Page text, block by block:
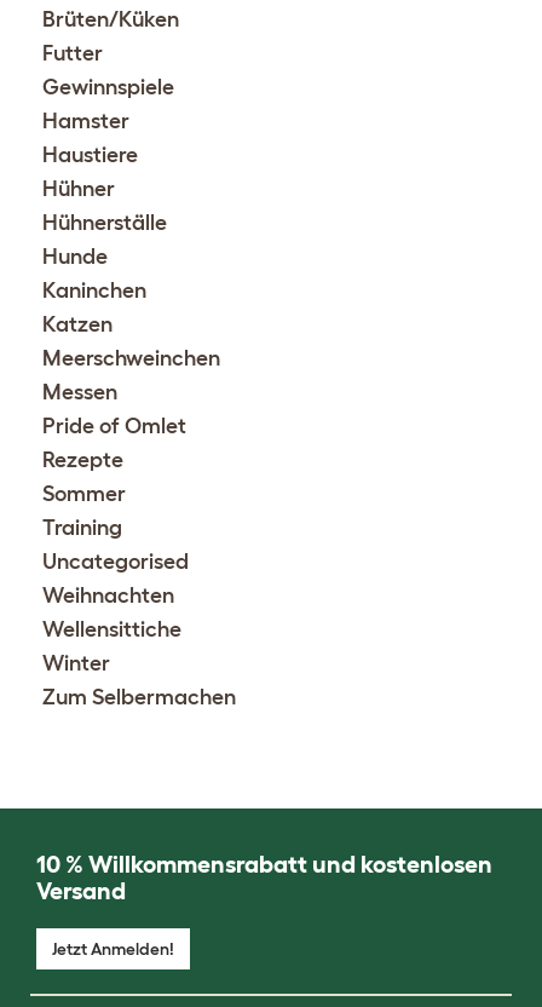
Brüten/Küken
Futter
Gewinnspiele
Hamster
Haustiere
Hühner
Hühnerställe
Hunde
Kaninchen
Katzen
Meerschweinchen
Messen
Pride of Omlet
Rezepte
Sommer
Training
Uncategorised
Weihnachten
Wellensittiche
Winter
Zum Selbermachen
10 % Willkommensrabatt und kostenlosen
Versand
Jetzt Anmelden!